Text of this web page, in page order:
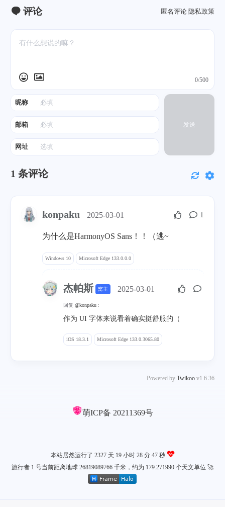
评论 匿名评论 隐私政策
昵称
邮箱
网址
0/500
发送
1 条评论
konpaku 2025-03-01 1
为什么是HarmonyOS Sans！！（逃~
Windows 10 Microsoft Edge 133.0.0.0
杰帕斯 窝主 2025-03-01
回复 @konpaku :
作为 UI 字体来说看着确实挺舒服的（
iOS 18.3.1 Microsoft Edge 133.0.3065.80
Powered by Twikoo v1.6.36
萌ICP备 20211369号
本站居然运行了 2327 天 19 小时 28 分 47 秒
旅行者 1 号当前距离地球 26819089766 千米，约为 179.271990 个天文单位 🚀